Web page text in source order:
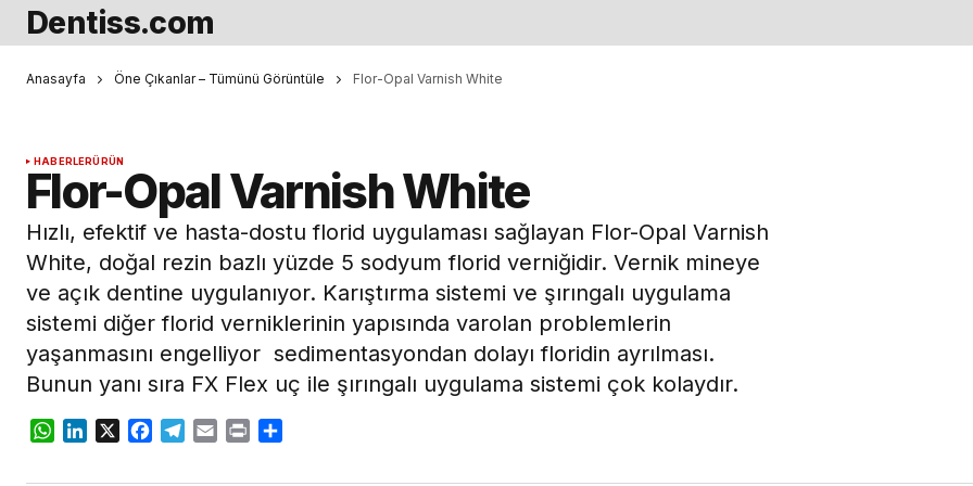
Dentiss.com
Anasayfa Öne Çıkanlar – Tümünü Görüntüle Flor-Opal Varnish White
HABERLERÜRÜN
Flor-Opal Varnish White
Hızlı, efektif ve hasta-dostu florid uygulaması sağlayan Flor-Opal Varnish
White, doğal rezin bazlı yüzde 5 sodyum florid verniğidir. Vernik mineye
ve açık dentine uygulanıyor. Karıştırma sistemi ve şırıngalı uygulama
sistemi diğer florid verniklerinin yapısında varolan problemlerin
yaşanmasını engelliyor  sedimentasyondan dolayı floridin ayrılması.
Bunun yanı sıra FX Flex uç ile şırıngalı uygulama sistemi çok kolaydır.
WhatsApp
LinkedIn
X Facebook
Telegram
Email Print